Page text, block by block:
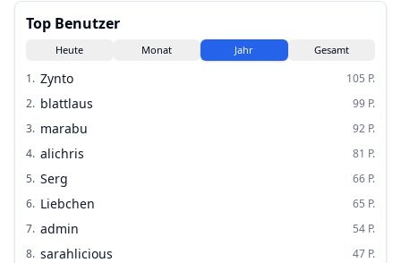
Top Benutzer
Heute Monat Jahr Gesamt
1. Zynto 105 P.
2. blattlaus 99 P.
3. marabu 92 P.
4. alichris 81 P.
5. Serg 66 P.
6. Liebchen 65 P.
7. admin 54 P.
8. sarahlicious 47 P.